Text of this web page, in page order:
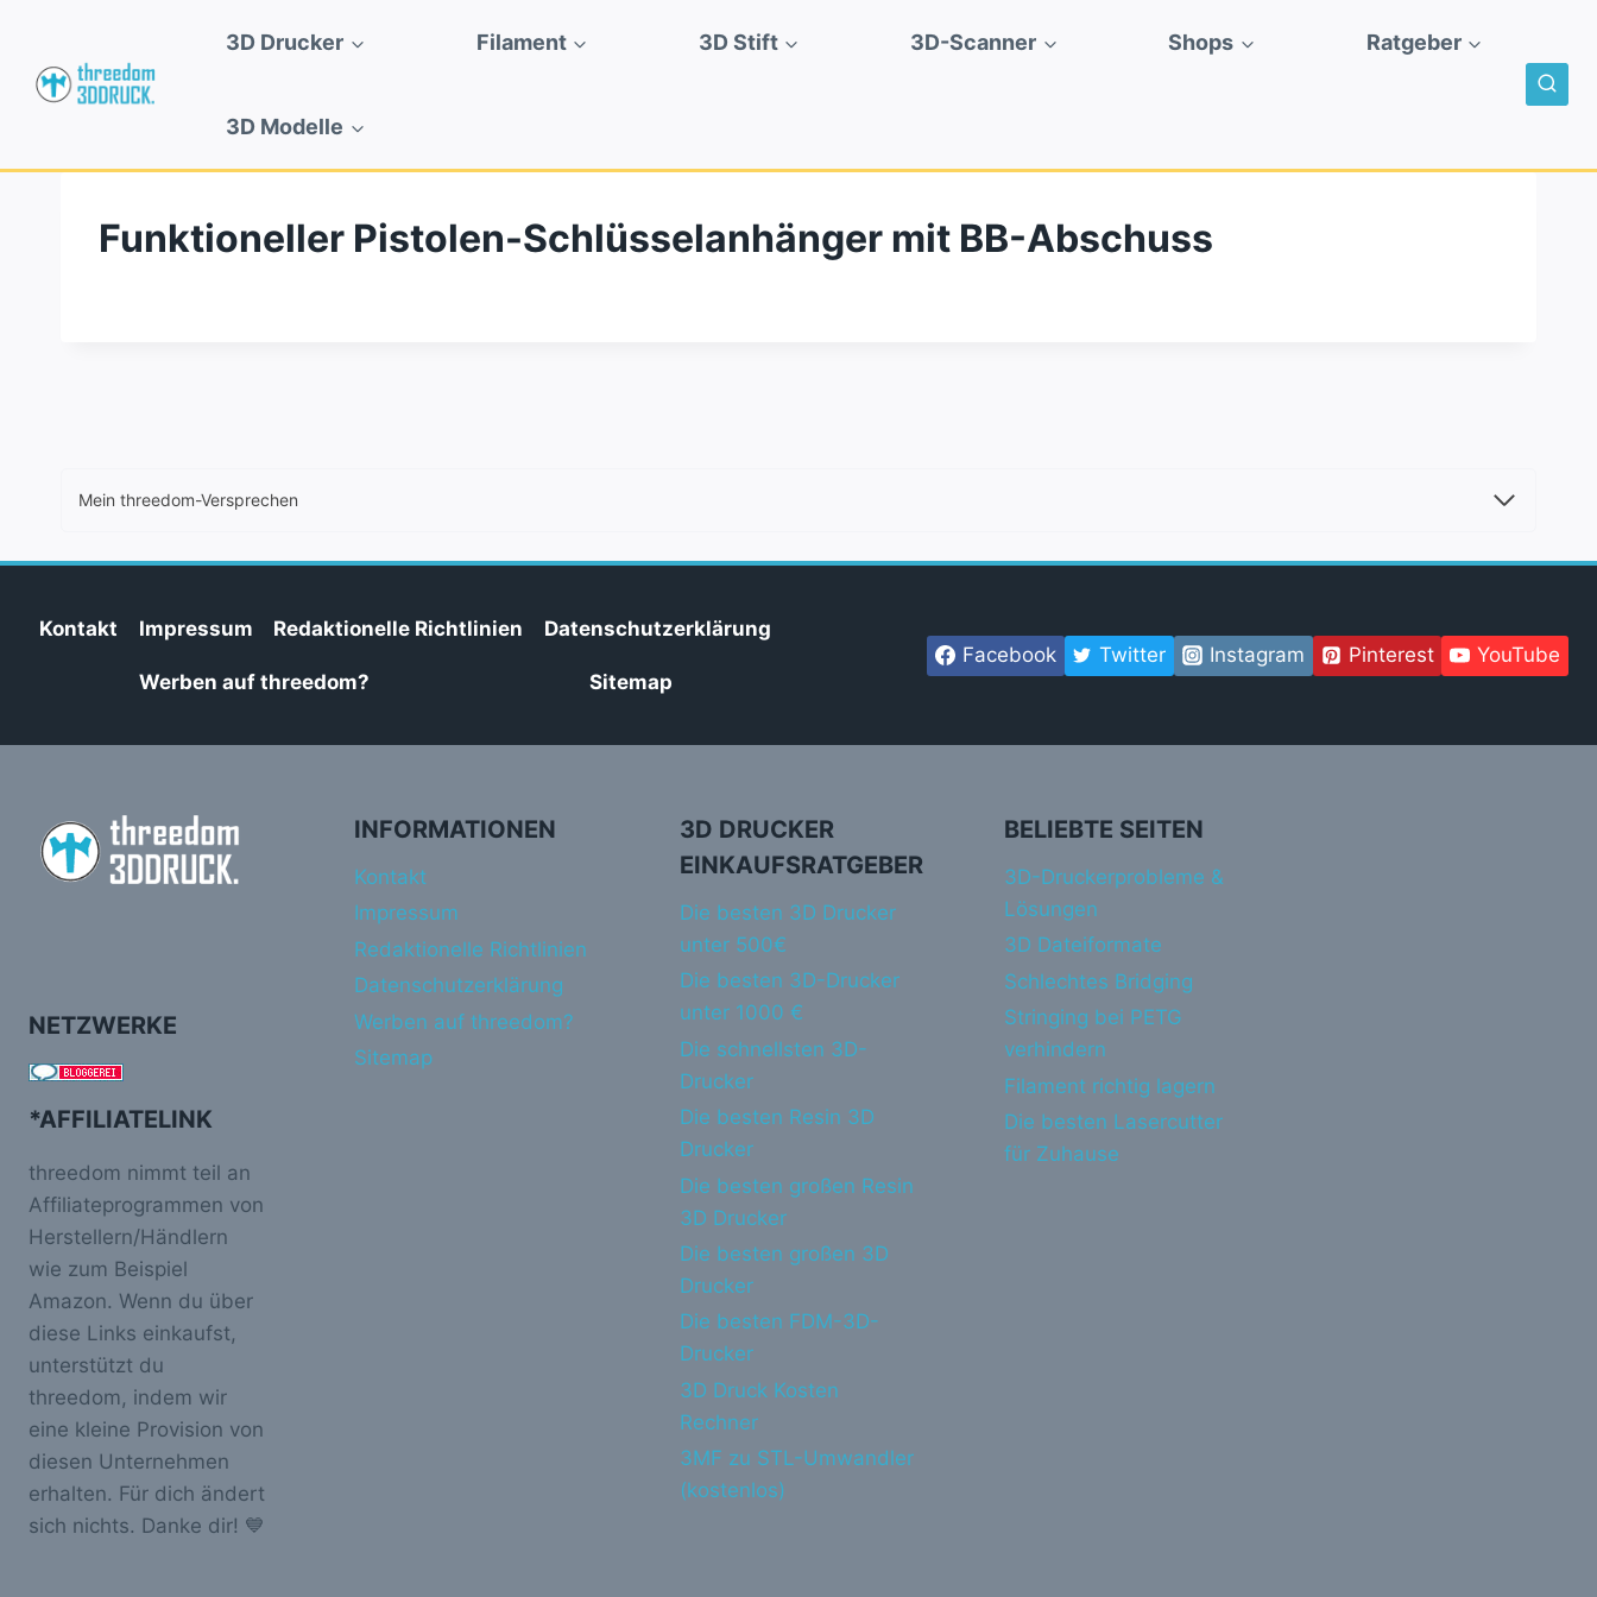
springen
3D Drucker Filament 3D Stift 3D-Scanner Shops Ratgeber
3D Modelle
Funktioneller Pistolen-Schlüsselanhänger mit BB-Abschuss
Mein threedom-Versprechen
Kontakt Impressum Redaktionelle Richtlinien Datenschutzerklärung
Werben auf threedom? Sitemap
Facebook Twitter Instagram Pinterest YouTube
NETZWERKE
*AFFILIATELINK
threedom nimmt teil an
Affiliateprogrammen von
Herstellern/Händlern
wie zum Beispiel
Amazon. Wenn du über
diese Links einkaufst,
unterstützt du
threedom, indem wir
eine kleine Provision von
diesen Unternehmen
erhalten. Für dich ändert
sich nichts. Danke dir! 💙
INFORMATIONEN
Kontakt
Impressum
Redaktionelle Richtlinien
Datenschutzerklärung
Werben auf threedom?
Sitemap
3D DRUCKER
EINKAUFSRATGEBER
Die besten 3D Drucker
unter 500€
Die besten 3D-Drucker
unter 1000 €
Die schnellsten 3D-
Drucker
Die besten Resin 3D
Drucker
Die besten großen Resin
3D Drucker
Die besten großen 3D
Drucker
Die besten FDM-3D-
Drucker
3D Druck Kosten
Rechner
3MF zu STL-Umwandler
(kostenlos)
BELIEBTE SEITEN
3D-Druckerprobleme &
Lösungen
3D Dateiformate
Schlechtes Bridging
Stringing bei PETG
verhindern
Filament richtig lagern
Die besten Lasercutter
für Zuhause